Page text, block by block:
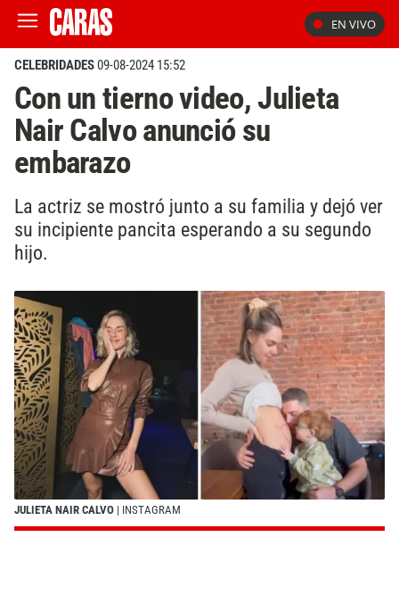
EN VIVO
CELEBRIDADES09-08-2024 15:52
Con un tierno video, Julieta
Nair Calvo anunció su
embarazo
La actriz se mostró junto a su familia y dejó ver
su incipiente pancita esperando a su segundo
hijo.
JULIETA NAIR CALVO | INSTAGRAM